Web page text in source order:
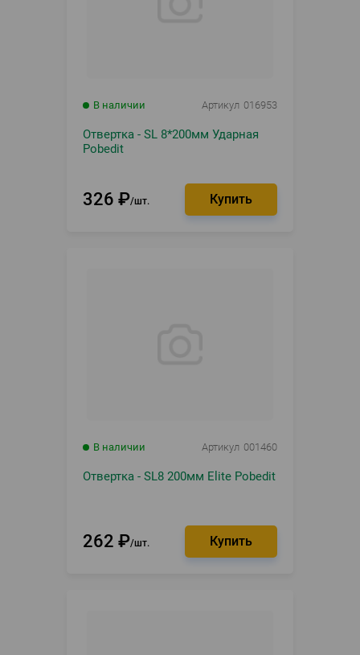
В наличии Артикул 016953
Отвертка - SL 8*200мм Ударная
Pobedit
326 ₽ шт.
В наличии Артикул 001460
Отвертка - SL8 200мм Elite Pobedit
262 ₽ шт.